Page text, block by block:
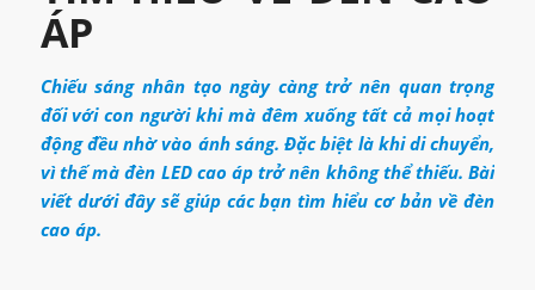
ÁP
Chiếu sáng nhân tạo ngày càng trở nên quan trọng
đối với con người khi mà đêm xuống tất cả mọi hoạt
động đều nhờ vào ánh sáng. Đặc biệt là khi di chuyển,
vì thế mà đèn LED cao áp trở nên không thể thiếu. Bài
viết dưới đây sẽ giúp các bạn tìm hiểu cơ bản về đèn
cao áp.